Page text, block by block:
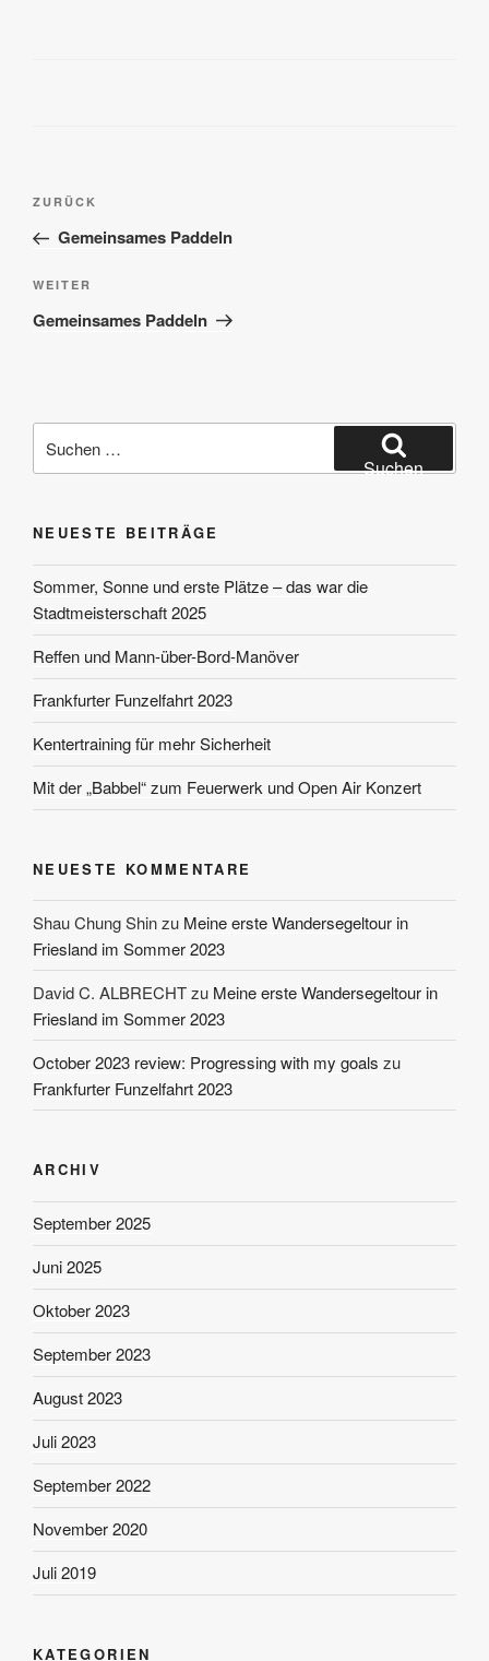
Beitragsnavigation
Vorheriger
Beitrag
ZURÜCK
Gemeinsames Paddeln
Nächster
Beitrag
WEITER
Gemeinsames Paddeln
nach:
Suchen
NEUESTE BEITRÄGE
Sommer, Sonne und erste Plätze – das war die
Stadtmeisterschaft 2025
Reffen und Mann-über-Bord-Manöver
Frankfurter Funzelfahrt 2023
Kentertraining für mehr Sicherheit
Mit der „Babbel“ zum Feuerwerk und Open Air Konzert
NEUESTE KOMMENTARE
Shau Chung Shinzu Meine erste Wandersegeltour in
Friesland im Sommer 2023
David C. ALBRECHTzu Meine erste Wandersegeltour in
Friesland im Sommer 2023
October 2023 review: Progressing with my goals zu
Frankfurter Funzelfahrt 2023
ARCHIV
September 2025
Juni 2025
Oktober 2023
September 2023
August 2023
Juli 2023
September 2022
November 2020
Juli 2019
KATEGORIEN